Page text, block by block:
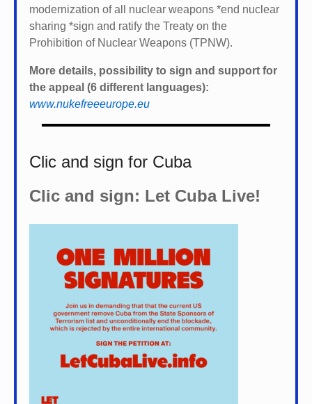
modernization of all nuclear weapons *end nuclear
sharing *sign and ratify the Treaty on the
Prohibition of Nuclear Weapons (TPNW).
More details, possibility to sign and support for
the appeal (6 different languages):
www.nukefreeeurope.eu
Clic and sign for Cuba
Clic and sign: Let Cuba Live!